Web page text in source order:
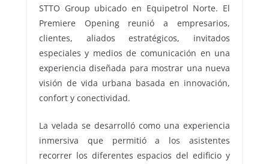
STTO Group ubicado en Equipetrol Norte. El
Premiere Opening reunió a empresarios,
clientes, aliados estratégicos, invitados
especiales y medios de comunicación en una
experiencia diseñada para mostrar una nueva
visión de vida urbana basada en innovación,
confort y conectividad.
La velada se desarrolló como una experiencia
inmersiva que permitió a los asistentes
recorrer los diferentes espacios del edificio y